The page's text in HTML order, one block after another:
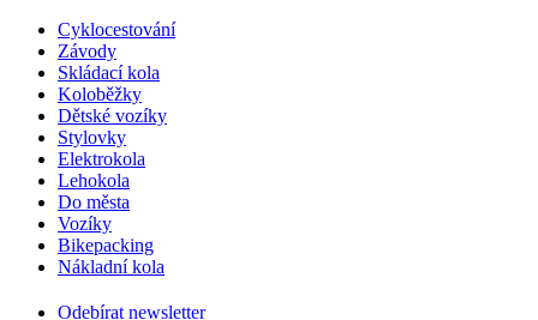
Cyklocestování
Závody
Skládací kola
Koloběžky
Dětské vozíky
Stylovky
Elektrokola
Lehokola
Do města
Vozíky
Bikepacking
Nákladní kola
Odebírat newsletter